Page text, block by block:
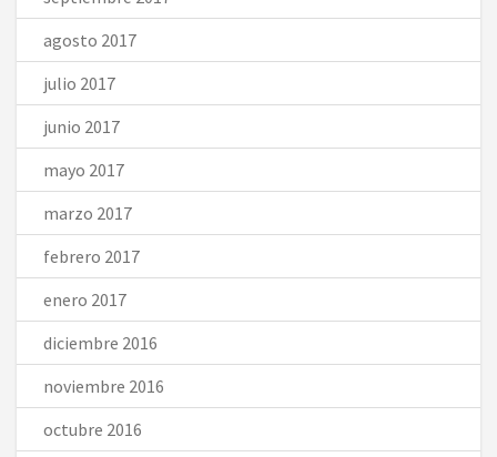
agosto 2017
julio 2017
junio 2017
mayo 2017
marzo 2017
febrero 2017
enero 2017
diciembre 2016
noviembre 2016
octubre 2016